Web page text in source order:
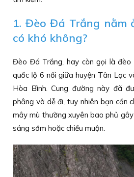
1. Đèo Đá Trắng nằm
có khó không?
Đèo Đá Trắng, hay còn gọi là đèo
quốc lộ 6 nối giữa huyện Tân Lạc
Hòa Bình. Cung đường này đã
phẳng và dễ đi, tuy nhiên bạn cần
mây mù thường xuyên bao phủ
sáng sớm hoặc chiều muộn.